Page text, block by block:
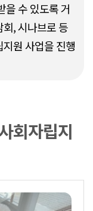
을 수 있도록 거
, 시나브로 등
원 사업을 진행
회자립지